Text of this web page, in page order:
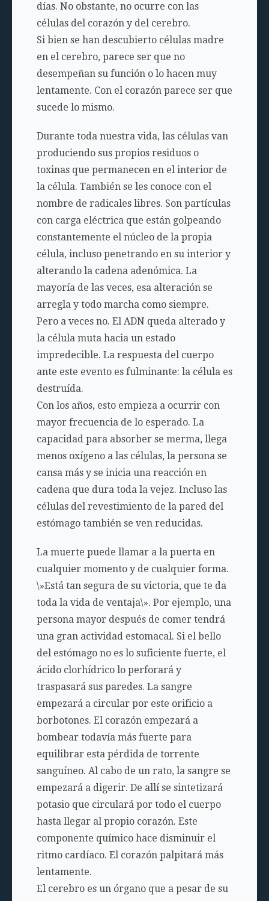
días. No obstante, no ocurre con las
células del corazón y del cerebro.
Si bien se han descubierto células madre
en el cerebro, parece ser que no
desempeñan su función o lo hacen muy
lentamente. Con el corazón parece ser que
sucede lo mismo.
Durante toda nuestra vida, las células van
produciendo sus propios residuos o
toxinas que permanecen en el interior de
la célula. También se les conoce con el
nombre de radicales libres. Son partículas
con carga eléctrica que están golpeando
constantemente el núcleo de la propia
célula, incluso penetrando en su interior y
alterando la cadena adenómica. La
mayoría de las veces, esa alteración se
arregla y todo marcha como siempre.
Pero a veces no. El ADN queda alterado y
la célula muta hacia un estado
impredecible. La respuesta del cuerpo
ante este evento es fulminante: la célula es
destruída.
Con los años, esto empieza a ocurrir con
mayor frecuencia de lo esperado. La
capacidad para absorber se merma, llega
menos oxígeno a las células, la persona se
cansa más y se inicia una reacción en
cadena que dura toda la vejez. Incluso las
células del revestimiento de la pared del
estómago también se ven reducidas.
La muerte puede llamar a la puerta en
cualquier momento y de cualquier forma.
\»Está tan segura de su victoria, que te da
toda la vida de ventaja\». Por ejemplo, una
persona mayor después de comer tendrá
una gran actividad estomacal. Si el bello
del estómago no es lo suficiente fuerte, el
ácido clorhídrico lo perforará y
traspasará sus paredes. La sangre
empezará a circular por este orificio a
borbotones. El corazón empezará a
bombear todavía más fuerte para
equilibrar esta pérdida de torrente
sanguíneo. Al cabo de un rato, la sangre se
empezará a digerir. De allí se sintetizará
potasio que circulará por todo el cuerpo
hasta llegar al propio corazón. Este
componente químico hace disminuir el
ritmo cardíaco. El corazón palpitará más
lentamente.
El cerebro es un órgano que a pesar de su